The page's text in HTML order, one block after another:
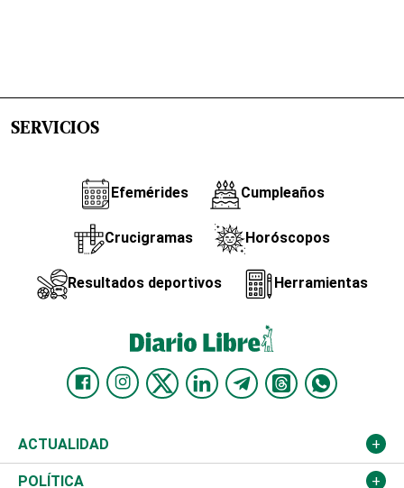
SERVICIOS
Efemérides Cumpleaños
Crucigramas Horóscopos
Resultados deportivos Herramientas
ACTUALIDAD
Nacional
POLÍTICA